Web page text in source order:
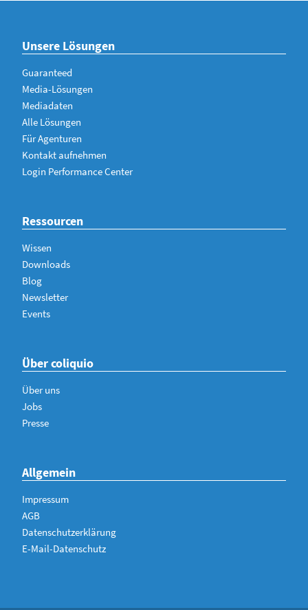
Unsere Lösungen
Guaranteed
Media-Lösungen
Mediadaten
Alle Lösungen
Für Agenturen
Kontakt aufnehmen
Login Performance Center
Ressourcen
Wissen
Downloads
Blog
Newsletter
Events
Über coliquio
Über uns
Jobs
Presse
Allgemein
Impressum
AGB
Datenschutzerklärung
E-Mail-Datenschutz